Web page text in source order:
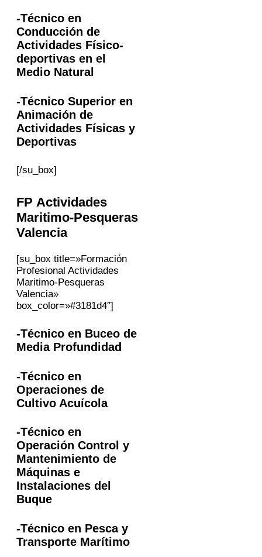
-Técnico en
Conducción de
Actividades Físico-
deportivas en el
Medio Natural
-Técnico Superior en
Animación de
Actividades Físicas y
Deportivas
[/su_box]
FP Actividades
Maritimo-Pesqueras
Valencia
[su_box title=»Formación
Profesional Actividades
Maritimo-Pesqueras
Valencia»
box_color=»#3181d4″]
-Técnico en Buceo de
Media Profundidad
-Técnico en
Operaciones de
Cultivo Acuícola
-Técnico en
Operación Control y
Mantenimiento de
Máquinas e
Instalaciones del
Buque
-Técnico en Pesca y
Transporte Marítimo